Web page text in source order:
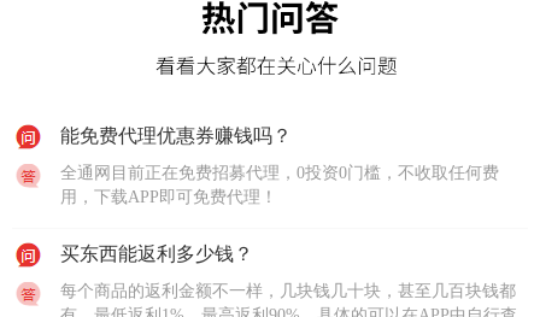
能免费代理优惠券赚钱吗？
全通网目前正在免费招募代理，0投资0门槛，不收取任何费
用，下载APP即可免费代理！
买东西能返利多少钱？
每个商品的返利金额不一样，几块钱几十块，甚至几百块钱都